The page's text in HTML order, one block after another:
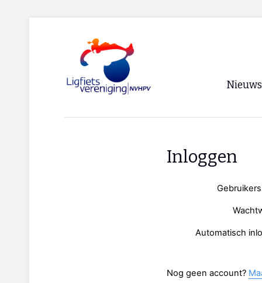
Nieuws
Inloggen
Automatisch
Nog geen account?